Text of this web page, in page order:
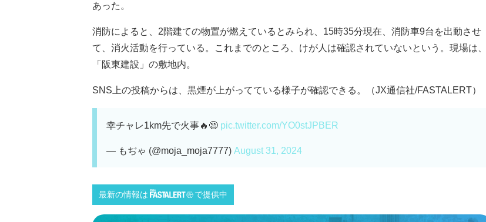
あった。
消防によると、2階建ての物置が燃えているとみられ、15時35分現在、消防車9台を出動させ
て、消火活動を行っている。これまでのところ、けが人は確認されていないという。現場は、
「阪東建設」の敷地内。
SNS上の投稿からは、黒煙が上がってている様子が確認できる。（JX通信社/FASTALERT）
幸チャレ1km先で火事🔥😨 pic.twitter.com/YO0stJPBER
— もぢゃ (@moja_moja7777) August 31, 2024
最新の情報は で提供中